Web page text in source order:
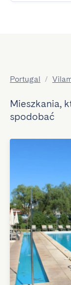
Portugal /
Mieszkania,
spodobać